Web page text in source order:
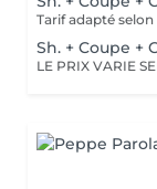
Tarif adapté
Sh. + Coupe +